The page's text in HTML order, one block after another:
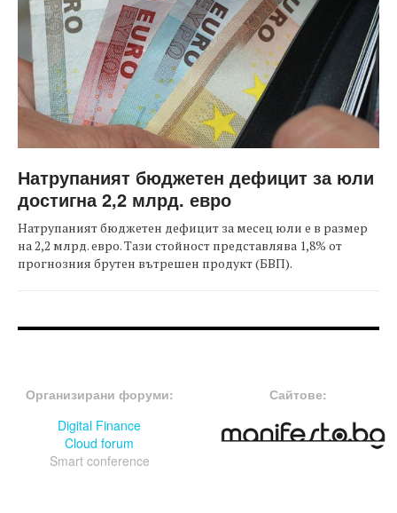
Натрупаният бюджетен дефицит за юли
достигна 2,2 млрд. евро
Натрупаният бюджетен дефицит за месец юли е в размер
на 2,2 млрд. евро. Тази стойност представлява 1,8% от
прогнозния брутен вътрешен продукт (БВП).
Организирани форуми:
Digital Finance
Cloud forum
Smart conference
Сайтове: